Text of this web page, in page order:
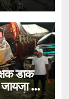
डाक
लेने